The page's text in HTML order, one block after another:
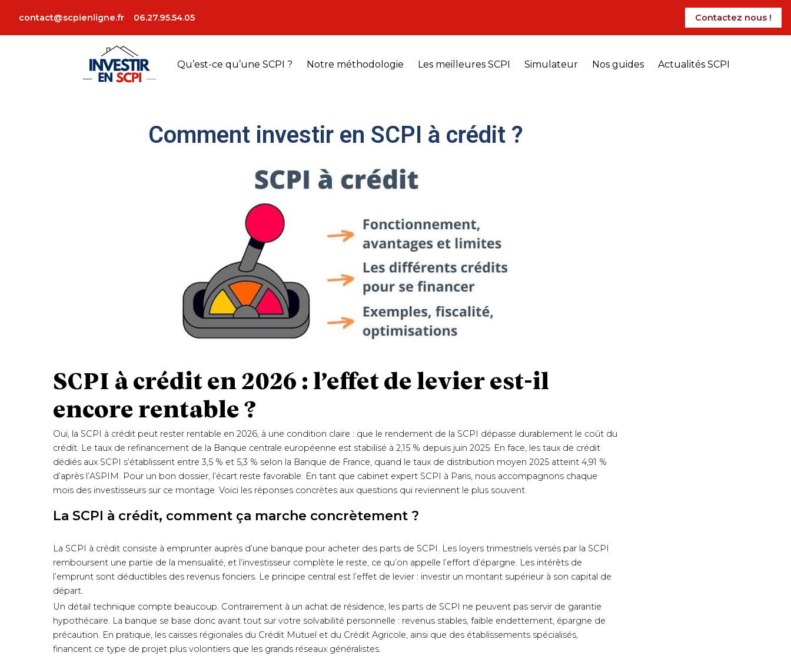
contact@scpienligne.fr 06.27.95.54.05 Contactez nous !
Qu’est-ce qu’une SCPI ? Notre méthodologie Les meilleures SCPI Simulateur Nos guides Actualités SCPI
Comment investir en SCPI à crédit ?
SCPI à crédit en 2026 : l’effet de levier est-il
encore rentable ?
Oui, la SCPI à crédit peut rester rentable en 2026, à une condition claire : que le rendement de la SCPI dépasse durablement le coût du
crédit. Le taux de refinancement de la Banque centrale européenne est stabilisé à 2,15 % depuis juin 2025. En face, les taux de crédit
dédiés aux SCPI s’établissent entre 3,5 % et 5,3 % selon la Banque de France, quand le taux de distribution moyen 2025 atteint 4,91 %
d’après l’ASPIM. Pour un bon dossier, l’écart reste favorable. En tant que cabinet expert SCPI à Paris, nous accompagnons chaque
mois des investisseurs sur ce montage. Voici les réponses concrètes aux questions qui reviennent le plus souvent.
La SCPI à crédit, comment ça marche concrètement ?
La SCPI à crédit consiste à emprunter auprès d’une banque pour acheter des parts de SCPI. Les loyers trimestriels versés par la SCPI
remboursent une partie de la mensualité, et l’investisseur complète le reste, ce qu’on appelle l’effort d’épargne. Les intérêts de
l’emprunt sont déductibles des revenus fonciers. Le principe central est l’effet de levier : investir un montant supérieur à son capital de
départ.
Un détail technique compte beaucoup. Contrairement à un achat de résidence, les parts de SCPI ne peuvent pas servir de garantie
hypothécaire. La banque se base donc avant tout sur votre solvabilité personnelle : revenus stables, faible endettement, épargne de
précaution. En pratique, les caisses régionales du Crédit Mutuel et du Crédit Agricole, ainsi que des établissements spécialisés,
financent ce type de projet plus volontiers que les grands réseaux généralistes.